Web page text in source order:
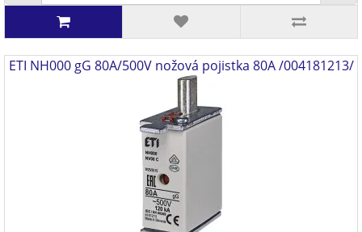
ETI NH000 gG 80A/500V nožová pojistka 80A /004181213/